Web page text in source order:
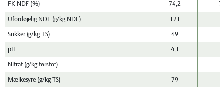
FK NDF (%) 74,2
Ufordøjelig NDF (g/kg NDF) 121
Sukker (g/kg TS) 49
pH 4,1
Nitrat (g/kg tørstof)
Mælkesyre (g/kg TS) 79